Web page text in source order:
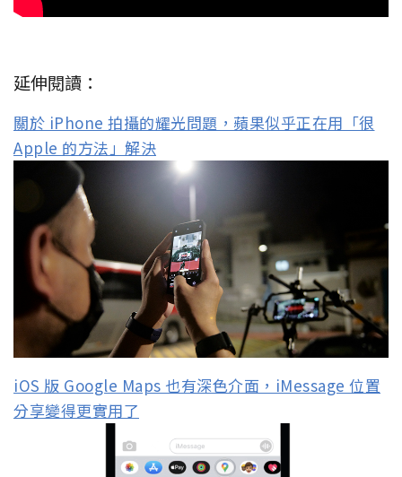
延伸閱讀：
關於 iPhone 拍攝的耀光問題，蘋果似乎正在用「很
Apple 的方法」解決
iOS 版 Google Maps 也有深色介面，iMessage 位置
分享變得更實用了